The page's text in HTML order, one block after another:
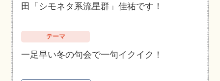
田「シモネタ系流星群」佳祐です！
テーマ
一足早い冬の句会で一句イクイク！